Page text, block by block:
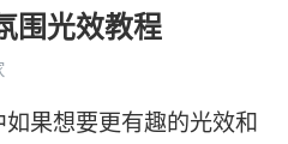
光效教程
果想要更有趣的光效和